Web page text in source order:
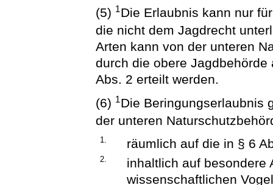
(5) 1Die Erlaubnis kann nur
die nicht dem Jagdrecht
Arten kann von der unteren
durch die obere
Abs. 2 erteilt werden.
(6) 1Die Beringungserlaubnis
der unteren
1. räumlich auf die in § 6
2.
inhaltlich auf besondere
wissenschaftlichen